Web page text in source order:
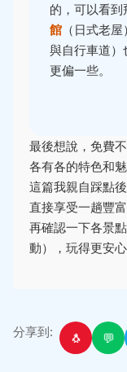
的，可以看到
館 （日式老
與自行車道）
更偏一些。
最後想說，免費
各有各的特色和
這篇我親自踩點
直接享受一趟豐
再確認一下各景
動），玩得更安心
分享到: 🐧 💬